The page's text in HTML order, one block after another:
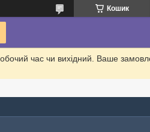
Кошик
час чи вихідний. Ваше